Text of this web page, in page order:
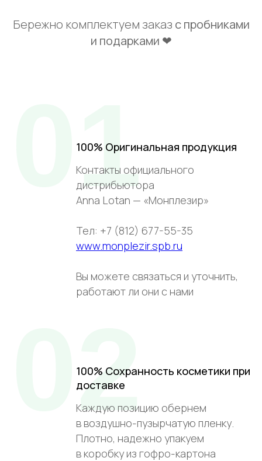
Бережно комплектуем заказ с пробниками
и подарками ❤
100% Оригинальная продукция
Контакты официального
дистрибьютора
Anna Lotan — «Монплезир»
Тел: +7 (812) 677-55-35
www.monplezir.spb.ru
Вы можете связаться и уточнить,
работают ли они с нами
01
100% Сохранность косметики при
доставке
Каждую позицию обернем
в воздушно-пузырчатую пленку.
Плотно, надежно упакуем
в коробку из гофро-картона
02